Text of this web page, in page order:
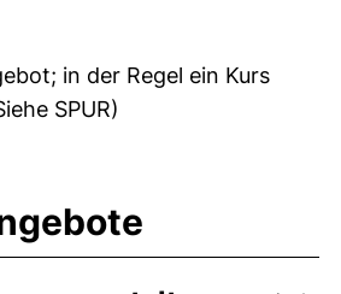
in der Regel ein Kurs
SPUR)